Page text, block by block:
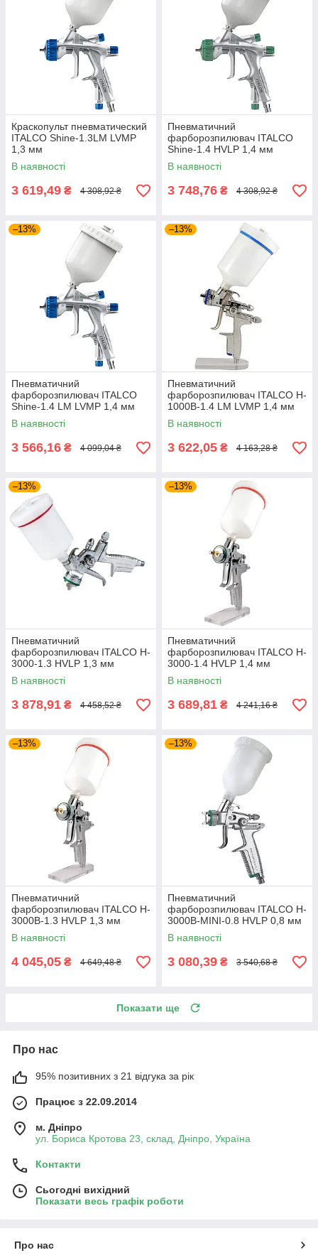
Краскопульт пневматический
ITALCO Shine-1.3LM LVMP
1,3 мм
В наявності
3 619,49 ₴ 4 308,92 ₴
Пневматичний
фарборозпилювач ITALCO
Shine-1.4 HVLP 1,4 мм
В наявності
3 748,76 ₴ 4 308,92 ₴
–13%
Пневматичний
фарборозпилювач ITALCO
Shine-1.4 LM LVMP 1,4 мм
В наявності
3 566,16 ₴ 4 099,04 ₴
–13%
Пневматичний
фарборозпилювач ITALCO H-
1000B-1.4 LM LVMP 1,4 мм
В наявності
3 622,05 ₴ 4 163,28 ₴
–13%
Пневматичний
фарборозпилювач ITALCO H-
3000-1.3 HVLP 1,3 мм
В наявності
3 878,91 ₴ 4 458,52 ₴
–13%
Пневматичний
фарборозпилювач ITALCO H-
3000-1.4 HVLP 1,4 мм
В наявності
3 689,81 ₴ 4 241,16 ₴
–13%
Пневматичний
фарборозпилювач ITALCO H-
3000B-1.3 HVLP 1,3 мм
В наявності
4 045,05 ₴ 4 649,48 ₴
–13%
Пневматичний
фарборозпилювач ITALCO H-
3000B-MINI-0.8 HVLP 0,8 мм
В наявності
3 080,39 ₴ 3 540,68 ₴
Показати ще
Про нас
95% позитивних з 21 відгука за рік
Працює з 22.09.2014
м. Дніпро
ул. Бориса Кротова 23, склад, Дніпро, Україна
Контакти
Сьогодні вихідний
Показати весь графік роботи
Про нас